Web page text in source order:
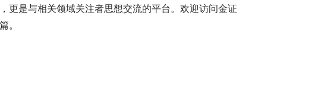
更是与相关领域关注者思想交流的平台。欢迎访问金证
。